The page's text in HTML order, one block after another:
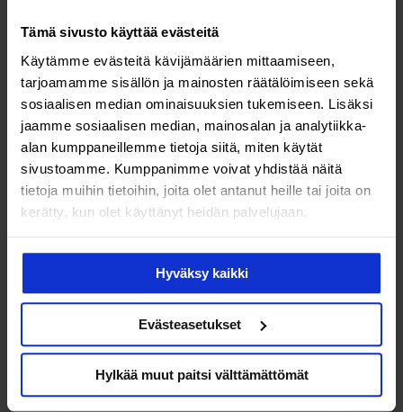
Tämä sivusto käyttää evästeitä
Käytämme evästeitä kävijämäärien mittaamiseen,
tarjoamamme sisällön ja mainosten räätälöimiseen sekä
sosiaalisen median ominaisuuksien tukemiseen. Lisäksi
jaamme sosiaalisen median, mainosalan ja analytiikka-
alan kumppaneillemme tietoja siitä, miten käytät
sivustoamme. Kumppanimme voivat yhdistää näitä
tietoja muihin tietoihin, joita olet antanut heille tai joita on
kerätty, kun olet käyttänyt heidän palvelujaan.
Hyväksy kaikki
Evästeasetukset
Hylkää muut paitsi välttämättömät
Myös endometrioosin vaikeusaste vaikuttaa hoitolinjaan.
Lievässä endometrioosissa lapsettomuushoidot
saatetaan aloittaa ilman leikkausta, mutta
hankalammassa tapauksessa hoitojen alkuun voidaan
harkita laparoskopiaa eli vatsaontelotähystystä.
Hoidot voidaan aloittaa ovulaatioinduktiohoidolla,
johon yleensä liitetään inseminaatio eli keinosiemennys.
Mutta jos endometrioosi on vaikea-asteinen,
lapsettomuus on kestänyt useamman vuoden tai jos
nainen on lähemmäs 40-vuotias, edetään useimmiten
suoraan koeputkihedelmöitykseen.
Koska Malin endometrioosi oli vaikeaa laatua, pääsi
hänkin jo parikymppisenä suoraan
koeputkihedelmöitykseen eli IVF-hoitoihin.